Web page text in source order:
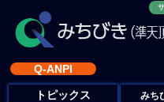
Q-ANPI
トピックス みち